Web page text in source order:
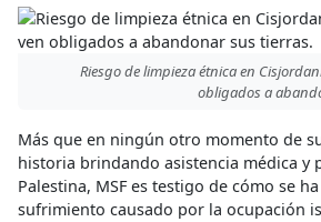
Riesgo de limpieza étnica en
obligados a
Más que en ningún otro momento de
historia brindando asistencia médica y
Palestina, MSF es testigo de cómo se
sufrimiento causado por la ocupación